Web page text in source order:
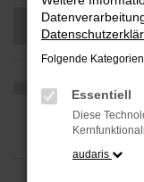
Folgende
Essentiell
Diese
audaris